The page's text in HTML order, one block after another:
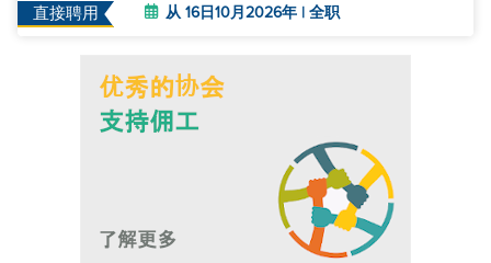
直接聘用
从 16日10月2026年 | 全职